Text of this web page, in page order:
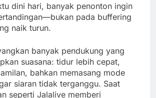
dini hari, banyak penonton ingin
pada buffering
naik turun.
banyak pendukung yang
suasana: tidur lebih cepat,
bahkan memasang mode
siaran tidak terganggu. Saat
seperti Jalalive memberi